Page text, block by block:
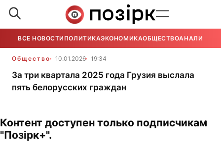
ВСЕ НОВОСТИ ПОЛИТИКАЭКОНОМИКАОБЩЕСТВОАНАЛИТИКА
Общество 10.01.2026 19:34
За три квартала 2025 года Грузия выслала
пять белорусских граждан
Контент доступен только подписчикам
"Позірк+".